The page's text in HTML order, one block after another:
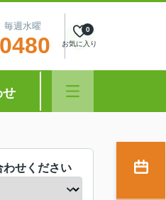
毎週水曜
お気に入り
0
せ
わせください